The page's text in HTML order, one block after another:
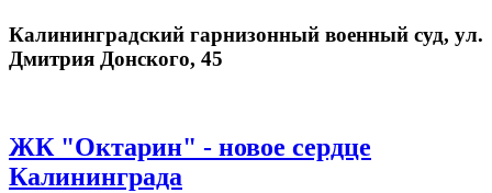
Калининградский гарнизонный военный суд, ул.
Дмитрия Донского, 45
ЖК "Октарин" - новое сердце
Калининграда